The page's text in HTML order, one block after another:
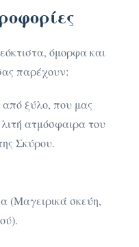
όμορφα και
παρέχουν:
ξύλο, που μας
ατμόσφαιρα του
Σκύρου.
(Μαγειρικά σκεύη,